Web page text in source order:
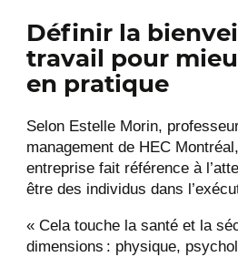
Définir la
travail pour
en pratique
Selon Estelle Morin,
management de HEC
entreprise fait référence à
être des individus dans
« Cela touche la santé et la
dimensions : physique,